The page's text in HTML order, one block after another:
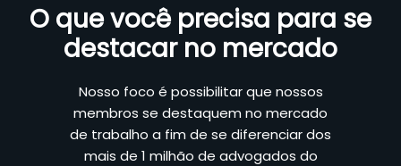
O que você precisa para se
destacar no mercado
Nosso foco é possibilitar que nossos
membros se destaquem no mercado
de trabalho a fim de se diferenciar dos
mais de 1 milhão de advogados do